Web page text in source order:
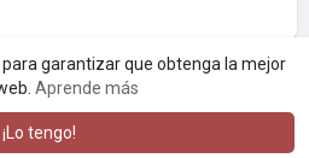
garantizar que obtenga la mejor
Aprende más
¡Lo tengo!